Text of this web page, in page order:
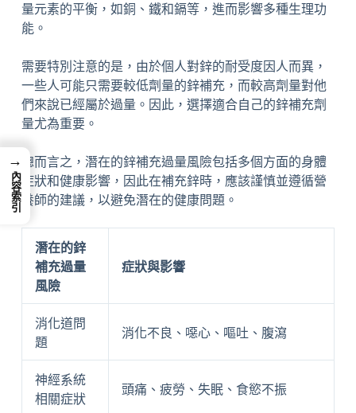
量元素的平衡，如銅、鐵和鎘等，進而影響多種生理功
能。
需要特別注意的是，由於個人對鋅的耐受度因人而異，
一些人可能只需要較低劑量的鋅補充，而較高劑量對他
們來說已經屬於過量。因此，選擇適合自己的鋅補充劑
量尤為重要。
總而言之，潛在的鋅補充過量風險包括多個方面的身體
症狀和健康影響，因此在補充鋅時，應該謹慎並遵循營
養師的建議，以避免潛在的健康問題。
潛在的鋅
補充過量
風險
症狀與影響
消化道問
題
消化不良、噁心、嘔吐、腹瀉
神經系統
相關症狀
頭痛、疲勞、失眠、食慾不振
→
內容索引